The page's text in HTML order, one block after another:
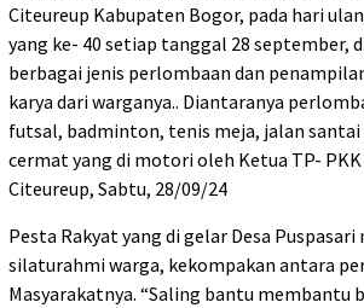
Citeureup Kabupaten Bogor, pada hari
yang ke- 40 setiap tanggal 28 september,
berbagai jenis perlombaan dan
karya dari warganya.. Diantaranya
futsal, badminton, tenis meja, jalan santai
cermat yang di motori oleh Ketua TP- PKK
Citeureup, Sabtu, 28/09/24
Pesta Rakyat yang di gelar Desa Puspasari
silaturahmi warga, kekompakan antara
Masyarakatnya. “Saling bantu membantu